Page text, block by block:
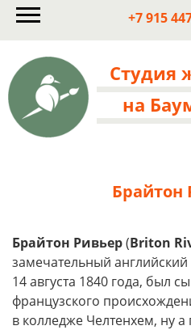
Студия
на
+7 915
Брайтон
Брайтон Ривьер(Briton
замечательный
14 августа 1840 года, был
французского
в колледже Челтенхем, ну